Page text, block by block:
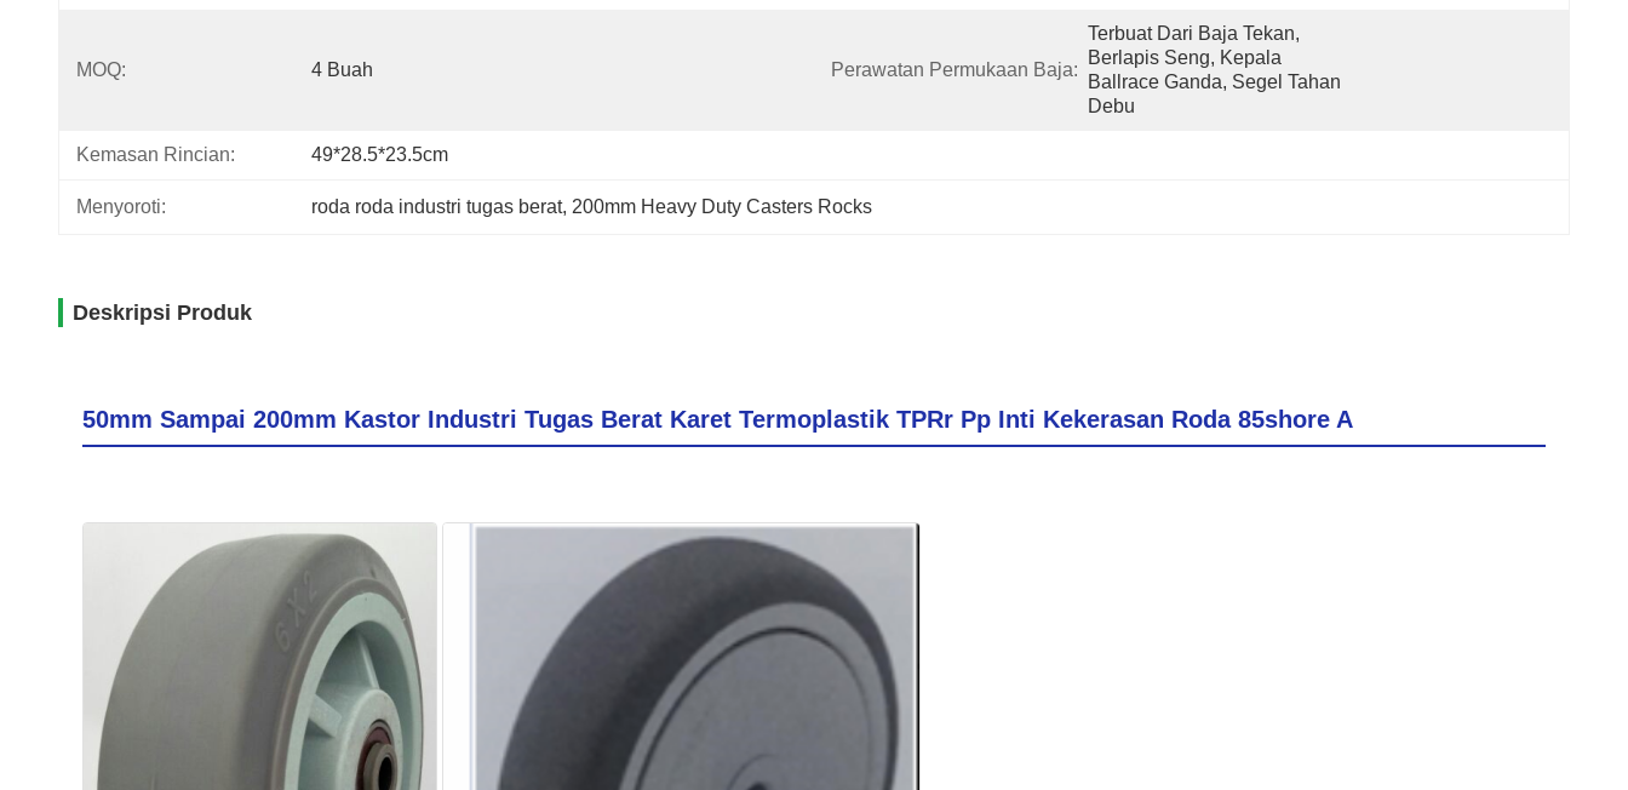
MOQ: 4 Buah Perawatan Permukaan Baja:
Terbuat Dari Baja Tekan,
Berlapis Seng, Kepala
Ballrace Ganda, Segel Tahan
Debu
Kemasan Rincian: 49*28.5*23.5cm
Menyoroti: roda roda industri tugas berat, 200mm Heavy Duty Casters Rocks
Deskripsi Produk
50mm Sampai 200mm Kastor Industri Tugas Berat Karet Termoplastik TPRr Pp Inti Kekerasan Roda 85shore A